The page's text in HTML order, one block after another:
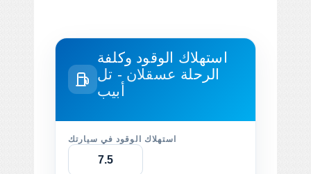
استهلاك الوقود وكلفة
الرحلة عسقلان - تل
أبيب
استهلاك الوقود في سيارتك